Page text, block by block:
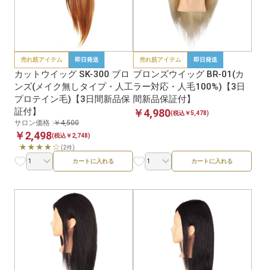
売れ筋アイテム 即日発送
カットウイッグ SK-300 ブロ
ンズ(メイク無しタイプ・人工
プロテイン毛)【3日間新品保
証付】
サロン価格 :￥4,500
￥2,498(税込￥2,748)
★★★★☆ (2件)
カートに入れる
売れ筋アイテム 即日発送
ブロンズウイッグ BR-01(カ
ラー対応・人毛100%)【3日
間新品保証付】
￥4,980(税込￥5,478)
カートに入れる